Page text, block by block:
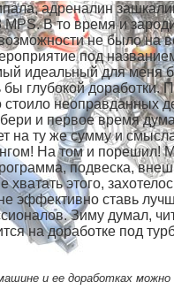
адреналин
В то время и
не было на
под
идеальный для меня
глубокой доработки.
стоило неоправданных
и первое время
на ту же сумму и
На том и порешил!
подвеска,
этого,
эффективно ставь
Зиму думал,
на доработке под
и ее доработках